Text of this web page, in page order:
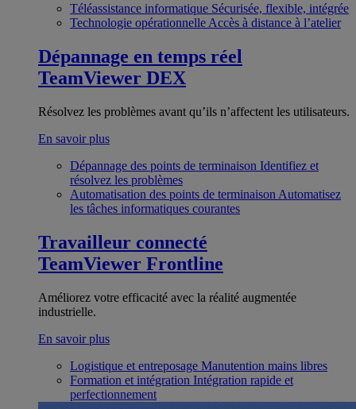
Téléassistance informatique Sécurisée, flexible, intégrée
Technologie opérationnelle Accès à distance à l’atelier
Dépannage en temps réel
TeamViewer DEX
Résolvez les problèmes avant qu’ils n’affectent les utilisateurs.
En savoir plus
Dépannage des points de terminaison Identifiez et
résolvez les problèmes
Automatisation des points de terminaison Automatisez
les tâches informatiques courantes
Travailleur connecté
TeamViewer Frontline
Améliorez votre efficacité avec la réalité augmentée
industrielle.
En savoir plus
Logistique et entreposage Manutention mains libres
Formation et intégration Intégration rapide et
perfectionnement